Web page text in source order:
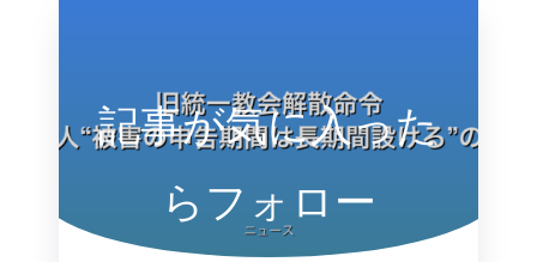
記事が気に入った
らフォロー